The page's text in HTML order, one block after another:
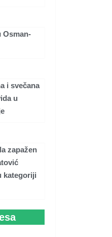
Osman-
i svečana
u
zapažen
kategoriji